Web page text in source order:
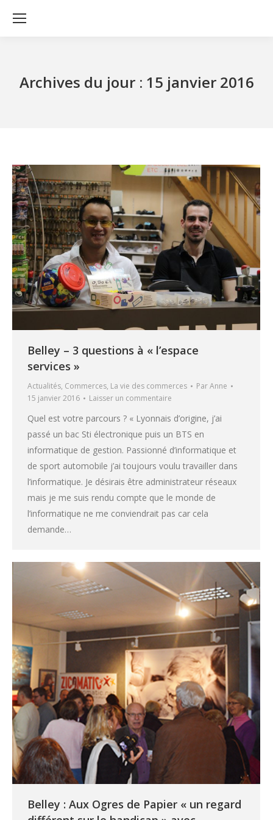
Archives du jour : 15 janvier 2016
Belley – 3 questions à « l’espace
services »
Actualités, Commerces, La vie des commerces ParAnne
15 janvier 2016
Laisser un commentaire
Quel est votre parcours ? « Lyonnais d’origine, j’ai
passé un bac Sti électronique puis un BTS en
informatique de gestion. Passionné d’informatique et
de sport automobile j’ai toujours voulu travailler dans
l’informatique. Je désirais être administrateur réseaux
mais je me suis rendu compte que le monde de
l’informatique ne me conviendrait pas car cela
demande…
Belley : Aux Ogres de Papier « un regard